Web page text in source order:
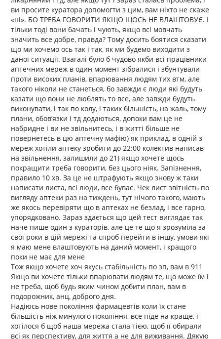
ви просите куратора допомогти з цим, вам ніхто не скаже
«ні». БО ТРЕБА ГОВОРИТИ ЯКЩО ЩОСЬ НЕ ВЛАШТОВУЄ. І
тільки тоді вони бачать і чують, якщо всі мовчать
значить все добре, правда? Тому досить боятися сказати
що ми хочемо ось так і так, як ми будемо виходити з
даної ситуації. Взагалі було б чудово якби всі працівники
аптечних мереж в один момент зібралися і збунтували
проти високих планів, впарювання людям тих втм, але
такого ніколи не станеться, бо завжди є люди які будуть
казати що вони не люблять то все, але завжди будуть
виконувати, і так по колу, і таких більшість, на жаль, тому
плани, обовʼязки і тд додаються, допоки вам це не
набридне і ви не звільнитесь, і в житті більше не
повернетесь в цю аптечну мафію) як приклад, в одній з
мереж хотіли аптеку зробити до 22:00 колектив написав
на звільнення, залишили до 21) якщо хочете щось
покращити треба говорити, без цього ніяк. Запізнення,
правило 10 хв. За це не штрафують якщо знову ж таки
написати листа, всі люди, все буває. Чек лист звітність по
вигляду аптеки раз на тиждень, тут нічого такого, мають
же якось перевіряти що в аптеках не безлад, і все гарно,
упорядковано. Зараз здається що цей тест виглядає так
наче пише один з кураторів, але це те що я зрозуміла за
свої роки в цій мережі та спроб перейти в іншу, умови які
я маю мене влаштовують на даний момент, і кращого
поки не має для мене
Тож якщо хочете хоч якусь стабільність по зп, вам в 911
Якщо ви хочете тільки впарювати людям те, що може їм і
не треба, щоб будь яким чином добити план, вам в
подорожник, анц, доброго дня.
Надіюсь нове покоління фармацевтів коли їх стане
більшість ніж минулого покоління, все піде на краще, і
хотілося б щоб наша мережа стала тією, щоб її обирали
всі як перспективу, для життя а не для виживання. Дякую